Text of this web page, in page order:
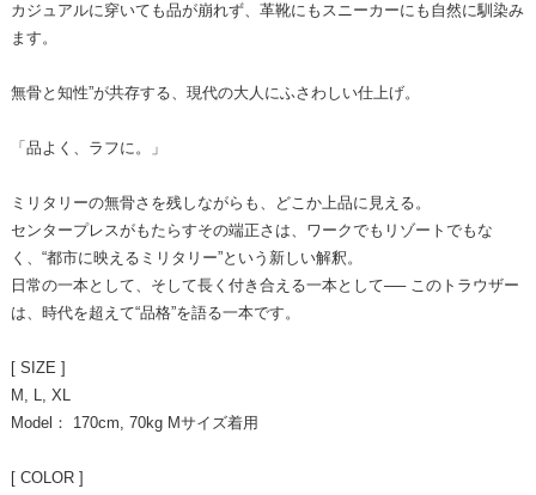
カジュアルに穿いても品が崩れず、革靴にもスニーカーにも自然に馴染み
ます。
無骨と知性”が共存する、現代の大人にふさわしい仕上げ。
「品よく、ラフに。」
ミリタリーの無骨さを残しながらも、どこか上品に見える。
センタープレスがもたらすその端正さは、ワークでもリゾートでもな
く、“都市に映えるミリタリー”という新しい解釈。
日常の一本として、そして長く付き合える一本として── このトラウザー
は、時代を超えて“品格”を語る一本です。
[ SIZE ]
M, L, XL
Model： 170cm, 70kg Mサイズ着用
[ COLOR ]